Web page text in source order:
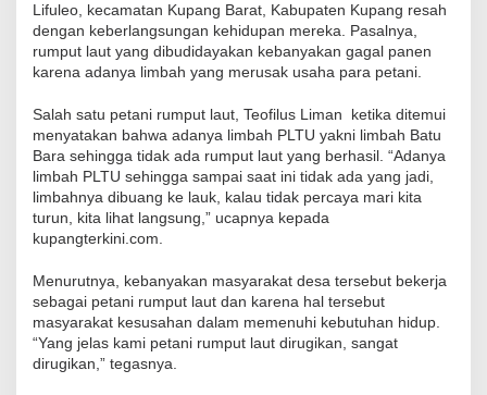
Lifuleo, kecamatan Kupang Barat, Kabupaten Kupang resah
dengan keberlangsungan kehidupan mereka. Pasalnya,
rumput laut yang dibudidayakan kebanyakan gagal panen
karena adanya limbah yang merusak usaha para petani.
Salah satu petani rumput laut, Teofilus Liman ketika ditemui
menyatakan bahwa adanya limbah PLTU yakni limbah Batu
Bara sehingga tidak ada rumput laut yang berhasil. “Adanya
limbah PLTU sehingga sampai saat ini tidak ada yang jadi,
limbahnya dibuang ke lauk, kalau tidak percaya mari kita
turun, kita lihat langsung,” ucapnya kepada
kupangterkini.com.
Menurutnya, kebanyakan masyarakat desa tersebut bekerja
sebagai petani rumput laut dan karena hal tersebut
masyarakat kesusahan dalam memenuhi kebutuhan hidup.
“Yang jelas kami petani rumput laut dirugikan, sangat
dirugikan,” tegasnya.